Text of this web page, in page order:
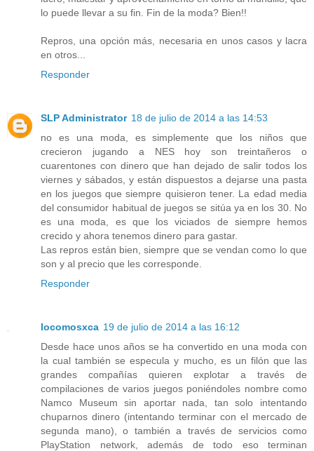
lo puede llevar a su fin. Fin de la moda? Bien!!
Repros, una opción más, necesaria en unos casos y lacra
en otros...
Responder
SLP Administrator 18 de julio de 2014 a las 14:53
no es una moda, es simplemente que los niños que
crecieron jugando a NES hoy son treintañeros o
cuarentones con dinero que han dejado de salir todos los
viernes y sábados, y están dispuestos a dejarse una pasta
en los juegos que siempre quisieron tener. La edad media
del consumidor habitual de juegos se sitúa ya en los 30. No
es una moda, es que los viciados de siempre hemos
crecido y ahora tenemos dinero para gastar.
Las repros están bien, siempre que se vendan como lo que
son y al precio que les corresponde.
Responder
locomosxca 19 de julio de 2014 a las 16:12
Desde hace unos años se ha convertido en una moda con
la cual también se especula y mucho, es un filón que las
grandes compañías quieren explotar a través de
compilaciones de varios juegos poniéndoles nombre como
Namco Museum sin aportar nada, tan solo intentando
chuparnos dinero (intentando terminar con el mercado de
segunda mano), o también a través de servicios como
PlayStation network, además de todo eso terminan